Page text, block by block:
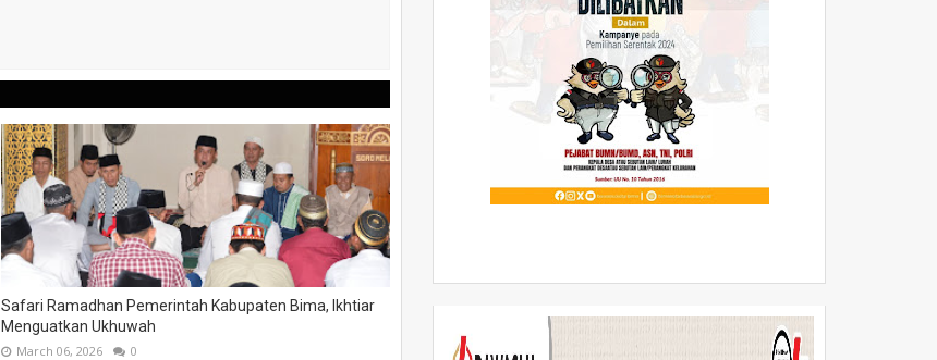
Safari Ramadhan Pemerintah Kabupaten Bima, Ikhtiar
Menguatkan Ukhuwah
March 06, 2026 0